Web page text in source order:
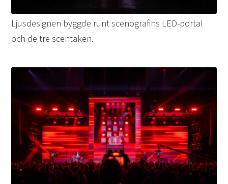
Ljusdesignen byggde runt scenografins LED-portal
och de tre scentaken.